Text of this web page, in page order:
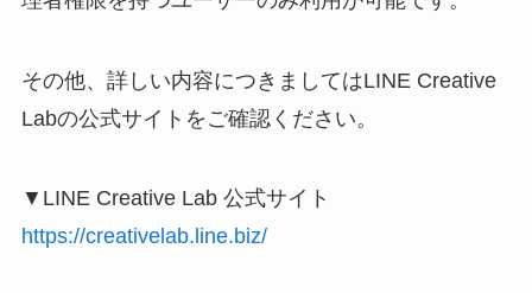
その他、詳しい内容につきましてはLINE Creative
Labの公式サイトをご確認ください。
▼LINE Creative Lab 公式サイト
https://creativelab.line.biz/